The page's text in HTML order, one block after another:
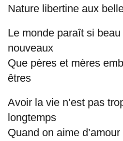
Nature libertine aux
Le monde paraît si
nouveaux
Que pères et mères
êtres
Avoir la vie n’est pas
longtemps
Quand on aime